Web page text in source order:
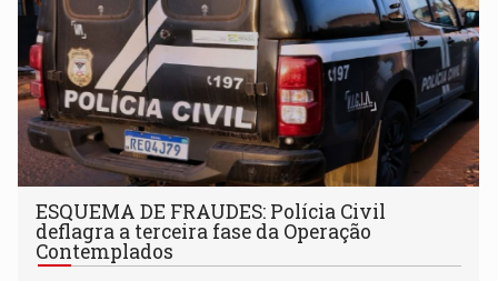
ESQUEMA DE FRAUDES: Polícia Civil
deflagra a terceira fase da Operação
Contemplados